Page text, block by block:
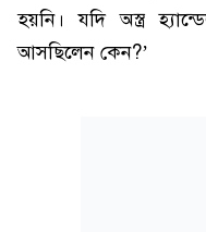
হয়নি। যদি অস্ত্র
আসছিলেন কেন?’